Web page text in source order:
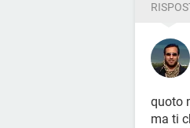
quoto
ma ti